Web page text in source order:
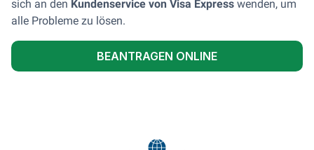
sich an den Kundenservice von Visa Express wenden, um
alle Probleme zu lösen.
BEANTRAGEN ONLINE